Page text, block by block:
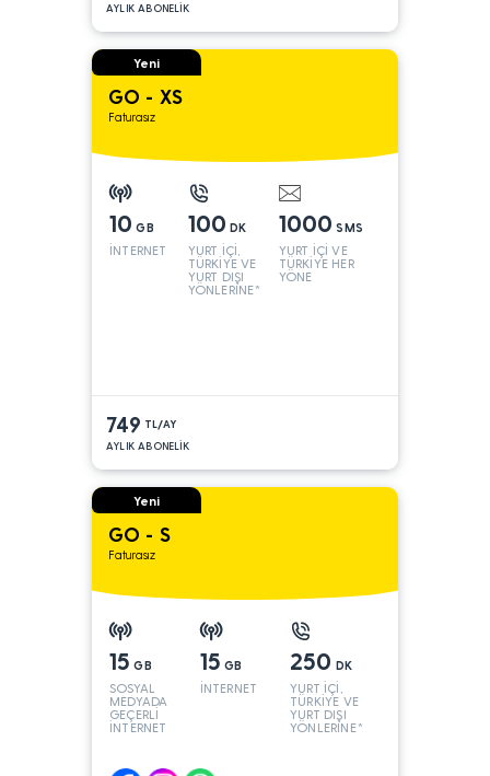
AYLIK ABONELİK
Yeni
GO - XS
Faturasız
10 GB
İNTERNET
100 DK
YURT İÇİ,
TÜRKİYE VE
YURT DIŞI
YÖNLERİNE*
1000 SMS
YURT İÇİ VE
TÜRKİYE HER
YÖNE
749 TL/AY
AYLIK ABONELİK
Yeni
GO - S
Faturasız
15 GB
SOSYAL
MEDYADA
GEÇERLİ
İNTERNET
15 GB
İNTERNET
250 DK
YURT İÇİ,
TÜRKİYE VE
YURT DIŞI
YÖNLERİNE*